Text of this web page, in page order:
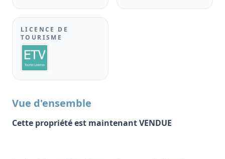
LICENCE DE
TOURISME
Vue d'ensemble
Cette propriété est maintenant VENDUE